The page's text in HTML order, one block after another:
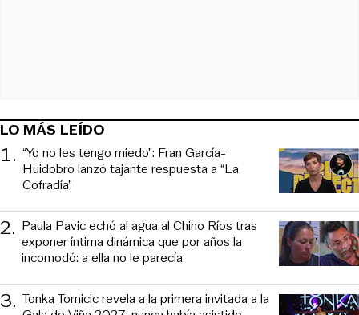
LO MÁS LEÍDO
1. “Yo no les tengo miedo”: Fran García-
Huidobro lanzó tajante respuesta a “La
Cofradía”
2. Paula Pavic echó al agua al Chino Ríos tras
exponer íntima dinámica que por años la
incomodó: a ella no le parecía
3. Tonka Tomicic revela a la primera invitada a la